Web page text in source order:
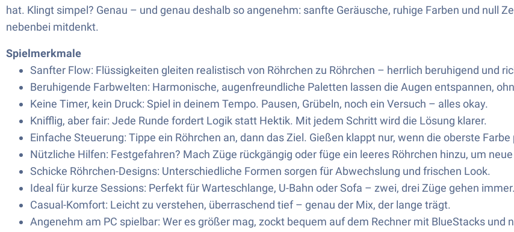
hat. Klingt simpel? Genau – und genau deshalb so angenehm: sanfte Geräusche, ruhige Farben und null
nebenbei mitdenkt.
Spielmerkmale
Sanfter Flow: Flüssigkeiten gleiten realistisch von Röhrchen zu Röhrchen – herrlich beruhigend und
Beruhigende Farbwelten: Harmonische, augenfreundliche Paletten lassen die Augen entspannen,
Keine Timer, kein Druck: Spiel in deinem Tempo. Pausen, Grübeln, noch ein Versuch – alles okay.
Knifflig, aber fair: Jede Runde fordert Logik statt Hektik. Mit jedem Schritt wird die Lösung klarer.
Einfache Steuerung: Tippe ein Röhrchen an, dann das Ziel. Gießen klappt nur, wenn die oberste
Nützliche Hilfen: Festgefahren? Mach Züge rückgängig oder füge ein leeres Röhrchen hinzu, um
Schicke Röhrchen-Designs: Unterschiedliche Formen sorgen für Abwechslung und frischen Look.
Ideal für kurze Sessions: Perfekt für Warteschlange, U-Bahn oder Sofa – zwei, drei Züge gehen immer.
Casual-Komfort: Leicht zu verstehen, überraschend tief – genau der Mix, der lange trägt.
Angenehm am PC spielbar: Wer es größer mag, zockt bequem auf dem Rechner mit BlueStacks